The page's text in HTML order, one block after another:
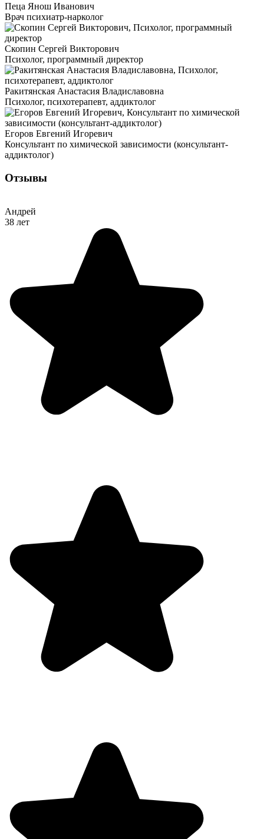
Пеца Янош Иванович
Врач психиатр-нарколог
Скопин Сергей Викторович
Психолог, программный директор
Ракитянская Анастасия Владиславовна
Психолог, психотерапевт, аддиктолог
Егоров Евгений Игоревич
Консультант по химической зависимости (консультант-
аддиктолог)
Отзывы
Андрей
38 лет